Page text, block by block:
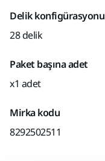
Delik konfigürasyonu
28 delik
Paket başına adet
x1 adet
Mirka kodu
8292502511